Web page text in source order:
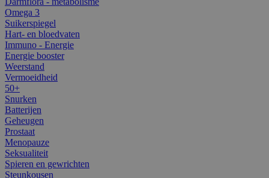
Omega 3
Suikerspiegel
Hart- en bloedvaten
Immuno - Energie
Energie booster
Weerstand
Vermoeidheid
50+
Snurken
Batterijen
Geheugen
Prostaat
Menopauze
Seksualiteit
Spieren en gewrichten
Steunkousen